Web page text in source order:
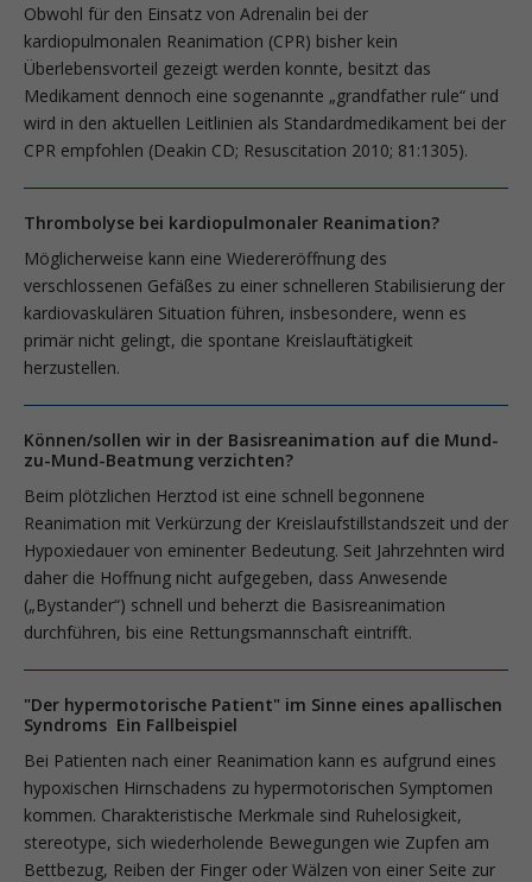
Obwohl für den Einsatz von Adrenalin bei der
kardiopulmonalen Reanimation (CPR) bisher kein
Überlebensvorteil gezeigt werden konnte, besitzt das
Medikament dennoch eine sogenannte „grandfather rule“ und
wird in den aktuellen Leitlinien als Standardmedikament bei der
CPR empfohlen (Deakin CD; Resuscitation 2010; 81:1305).
Thrombolyse bei kardiopulmonaler Reanimation?
Möglicherweise kann eine Wiedereröffnung des
verschlossenen Gefäßes zu einer schnelleren Stabilisierung der
kardiovaskulären Situation führen, insbesondere, wenn es
primär nicht gelingt, die spontane Kreislauftätigkeit
herzustellen.
Können/sollen wir in der Basisreanimation auf die Mund-
zu-Mund-Beatmung verzichten?
Beim plötzlichen Herztod ist eine schnell begonnene
Reanimation mit Verkürzung der Kreislaufstillstandszeit und der
Hypoxiedauer von eminenter Bedeutung. Seit Jahrzehnten wird
daher die Hoffnung nicht aufgegeben, dass Anwesende
(„Bystander“) schnell und beherzt die Basisreanimation
durchführen, bis eine Rettungsmannschaft eintrifft.
"Der hypermotorische Patient" im Sinne eines apallischen
Syndroms Ein Fallbeispiel
Bei Patienten nach einer Reanimation kann es aufgrund eines
hypoxischen Hirnschadens zu hypermotorischen Symptomen
kommen. Charakteristische Merkmale sind Ruhelosigkeit,
stereotype, sich wiederholende Bewegungen wie Zupfen am
Bettbezug, Reiben der Finger oder Wälzen von einer Seite zur